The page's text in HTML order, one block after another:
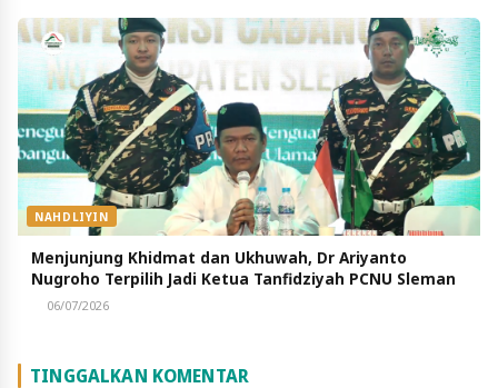
NAHDLIYIN
Menjunjung Khidmat dan Ukhuwah, Dr Ariyanto
Nugroho Terpilih Jadi Ketua Tanfidziyah PCNU Sleman
06/07/2026
TINGGALKAN KOMENTAR